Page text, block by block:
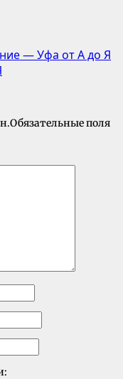
— Уфа от А до Я
Обязательные поля